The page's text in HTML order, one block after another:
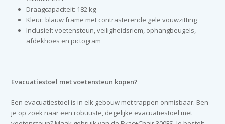
Draagcapaciteit: 182 kg
Kleur: blauw frame met contrasterende gele vouwzitting
Inclusief: voetensteun, veiligheidsriem, ophangbeugels,
afdekhoes en pictogram
Evacuatiestoel met voetensteun kopen?
Een evacuatiestoel is in elk gebouw met trappen onmisbaar. Ben
je op zoek naar een robuuste, degelijke evacuatiestoel met